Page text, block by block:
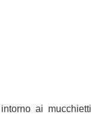
ai mucchietti